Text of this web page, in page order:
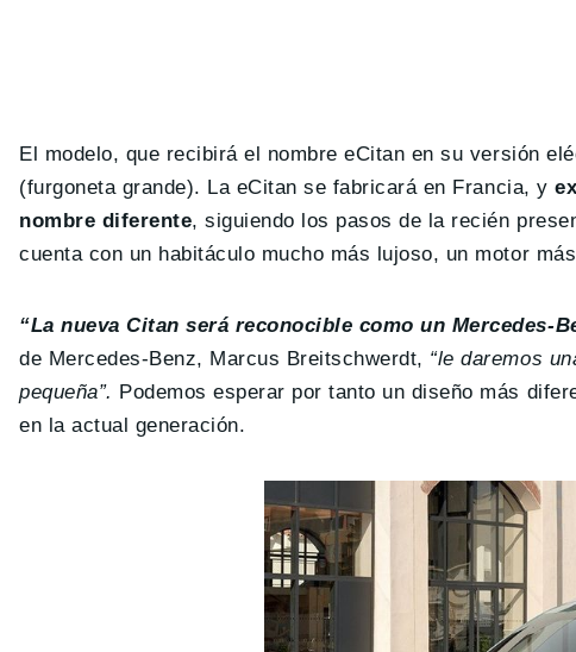
El modelo, que recibirá el nombre eCitan en su versión
(furgoneta grande). La eCitan se fabricará en Francia, y
nombre diferente, siguiendo los pasos de la recién
cuenta con un habitáculo mucho más lujoso, un motor
“La nueva Citan será reconocible como un Mercedes-
de Mercedes-Benz, Marcus Breitschwerdt, “le daremos
pequeña”. Podemos esperar por tanto un diseño más
en la actual generación.